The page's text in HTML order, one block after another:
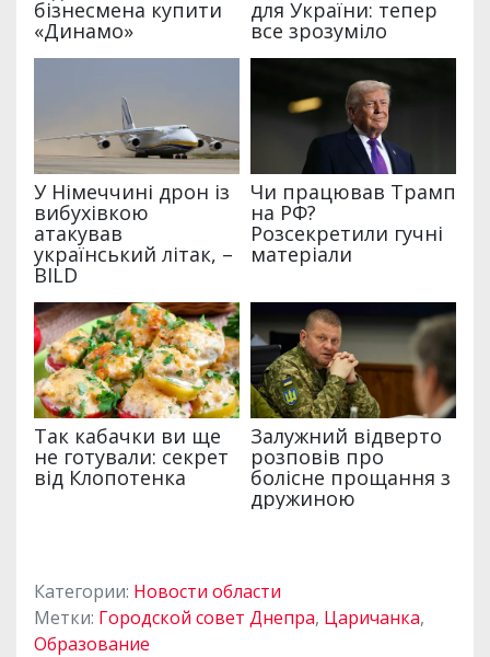
Категории: Новости области
Метки: Городской совет Днепра, Царичанка,
Образование